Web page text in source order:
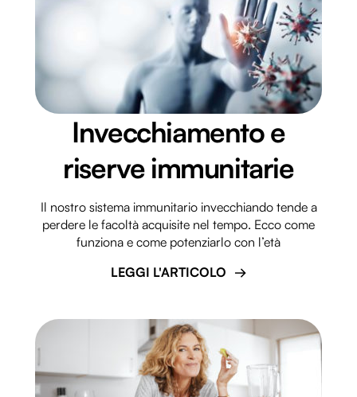
Invecchiamento e
riserve immunitarie
Il nostro sistema immunitario invecchiando tende a
perdere le facoltà acquisite nel tempo. Ecco come
funziona e come potenziarlo con l’età
LEGGI L'ARTICOLO